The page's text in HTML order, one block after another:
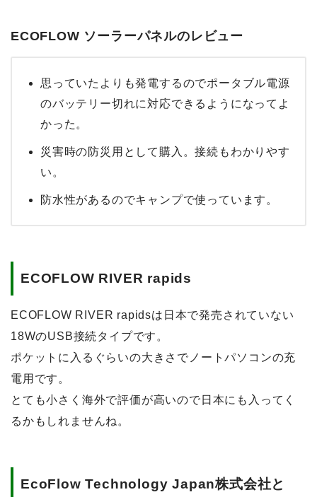
ECOFLOW ソーラーパネルのレビュー
思っていたよりも発電するのでポータブル電源
のバッテリー切れに対応できるようになってよ
かった。
災害時の防災用として購入。接続もわかりやす
い。
防水性があるのでキャンプで使っています。
ECOFLOW RIVER rapids
ECOFLOW RIVER rapidsは日本で発売されていない
18WのUSB接続タイプです。
ポケットに入るぐらいの大きさでノートパソコンの充
電用です。
とても小さく海外で評価が高いので日本にも入ってく
るかもしれませんね。
EcoFlow Technology Japan株式会社と